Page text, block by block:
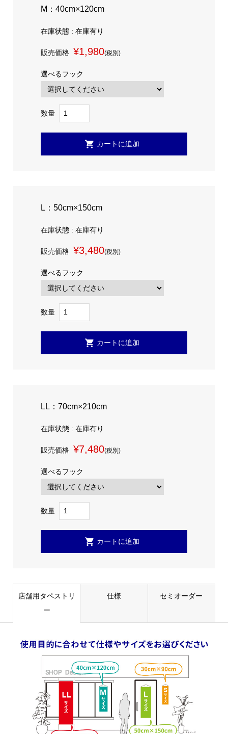
M：40cm×120cm
在庫状態 : 在庫有り
販売価格 ¥1,980(税別)
選べるフック
数量
L：50cm×150cm
在庫状態 : 在庫有り
販売価格 ¥3,480(税別)
選べるフック
数量
LL：70cm×210cm
在庫状態 : 在庫有り
販売価格 ¥7,480(税別)
選べるフック
数量
店舗用タペストリ
ー
仕様 セミオーダー